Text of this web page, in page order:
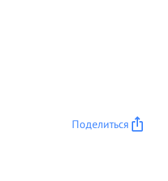
Поделиться